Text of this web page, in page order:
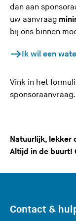
dan aan
uw aanvraag
bij ons binnen
Ik wil een
Vink in het
sponsoraanvraag.
Natuurlijk, lekker
Altijd in de buurt!
Contact &